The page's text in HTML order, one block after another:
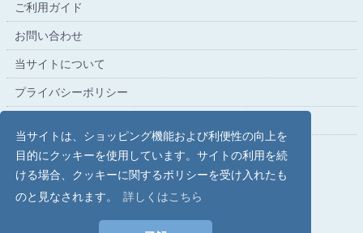
当サイトは、ショッピング機能および利便性の向上を
目的にクッキーを使用しています。サイトの利用を続
ける場合、クッキーに関するポリシーを受け入れたも
のと見なされます。
詳しくはこちら
ご利用ガイド
お問い合わせ
当サイトについて
プライバシーポリシー
こだわり文具の専門店【文具スタイル】レイメイストア